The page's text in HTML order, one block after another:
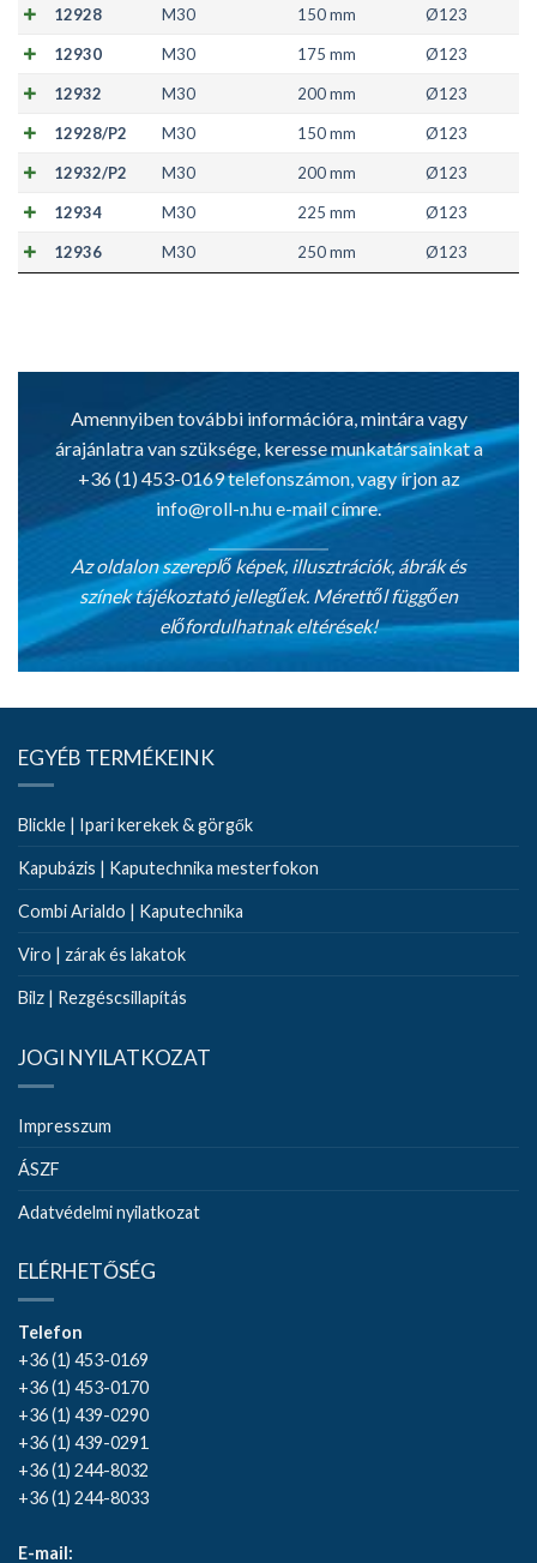
12928 M30 150 mm Ø123
12930 M30 175 mm Ø123
12932 M30 200 mm Ø123
12928/P2 M30 150 mm Ø123
12932/P2 M30 200 mm Ø123
12934 M30 225 mm Ø123
12936 M30 250 mm Ø123
Amennyiben további információra, mintára vagy
árajánlatra van szüksége, keresse munkatársainkat a
+36 (1) 453-0169 telefonszámon, vagy írjon az
info@roll-n.hue-mail címre.
Az oldalon szereplő képek, illusztrációk, ábrák és
színek tájékoztató jellegűek. Mérettől függően
előfordulhatnak eltérések!
EGYÉB TERMÉKEINK
Blickle | Ipari kerekek & görgők
Kapubázis | Kaputechnika mesterfokon
Combi Arialdo | Kaputechnika
Viro | zárak és lakatok
Bilz | Rezgéscsillapítás
JOGI NYILATKOZAT
Impresszum
ÁSZF
Adatvédelmi nyilatkozat
ELÉRHETŐSÉG
Telefon
+36 (1) 453-0169
+36 (1) 453-0170
+36 (1) 439-0290
+36 (1) 439-0291
+36 (1) 244-8032
+36 (1) 244-8033
E-mail: